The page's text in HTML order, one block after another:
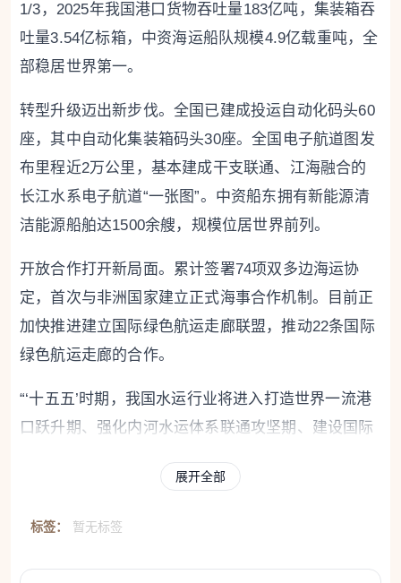
1/3，2025年我国港口货物吞吐量183亿吨，集装箱吞
吐量3.54亿标箱，中资海运船队规模4.9亿载重吨，全
部稳居世界第一。
转型升级迈出新步伐。全国已建成投运自动化码头60
座，其中自动化集装箱码头30座。全国电子航道图发
布里程近2万公里，基本建成干支联通、江海融合的
长江水系电子航道“一张图”。中资船东拥有新能源清
洁能源船舶达1500余艘，规模位居世界前列。
开放合作打开新局面。累计签署74项双多边海运协
定，首次与非洲国家建立正式海事合作机制。目前正
加快推进建立国际绿色航运走廊联盟，推动22条国际
绿色航运走廊的合作。
“‘十五五’时期，我国水运行业将进入打造世界一流港
口跃升期、强化内河水运体系联通攻坚期、建设国际
湖表示，将着力推进一体化融合、安全化提升、数智
展开全部
标签： 暂无标签